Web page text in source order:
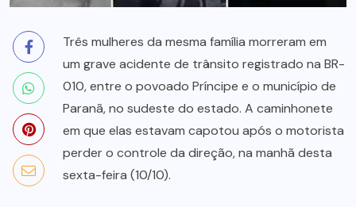
Três mulheres da mesma família morreram em
um grave acidente de trânsito registrado na BR-
010, entre o povoado Príncipe e o município de
Paranã, no sudeste do estado. A caminhonete
em que elas estavam capotou após o motorista
perder o controle da direção, na manhã desta
sexta-feira (10/10).